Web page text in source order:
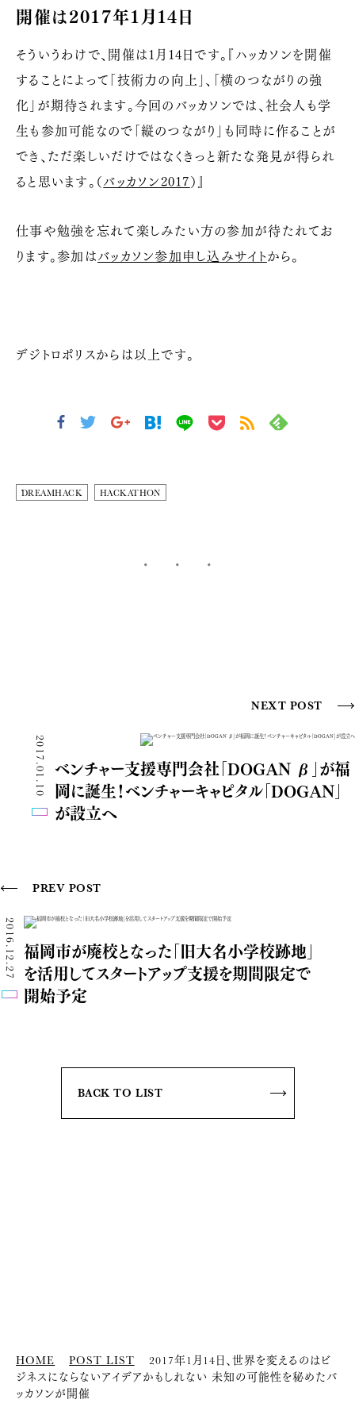
開催は2017年1月14日
そういうわけで、開催は1月14日です。『ハッカソンを開催
することによって「技術力の向上」、「横のつながりの強
化」が期待されます。今回のバッカソンでは、社会人も学
生も参加可能なので「縦のつながり」も同時に作ることが
でき、ただ楽しいだけではなくきっと新たな発見が得られ
ると思います。（バッカソン2017）』
仕事や勉強を忘れて楽しみたい方の参加が待たれてお
ります。参加はバッカソン参加申し込みサイトから。
デジトロポリスからは以上です。
DREAMHACK HACKATHON
PREV POST
福岡市が廃校となった「旧大名小学校跡地」
を活用してスタートアップ支援を期間限定で
開始予定
2016.12.27
NEXT POST
ベンチャー支援専門会社「DOGAN β」が福
岡に誕生！ベンチャーキャピタル「DOGAN」
が設立へ
2017.01.10
BACK TO LIST
HOME POST LIST
2017年1月14日、世界を変えるのはビ
ジネスにならないアイデアかもしれない 未知の可能性を秘めたバ
ッカソンが開催